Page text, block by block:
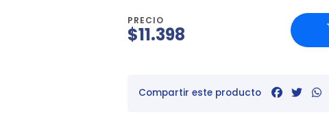
PRECIO
$11.398
Compartir este producto